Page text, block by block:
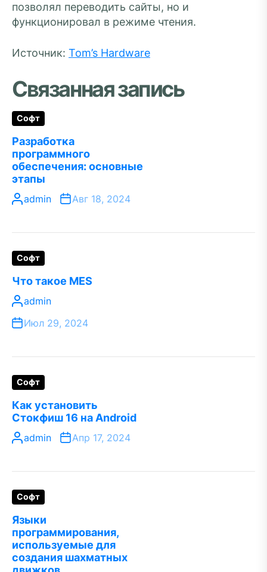
позволял переводить сайты, но и
функционировал в режиме чтения.
Источник: Tom’s Hardware
Связанная запись
Софт
Разработка
программного
обеспечения: основные
этапы
admin Авг 18, 2024
Софт
Что такое MES
admin
Июл 29, 2024
Софт
Как установить
Стокфиш 16 на Android
admin Апр 17, 2024
Софт
Языки
программирования,
используемые для
создания шахматных